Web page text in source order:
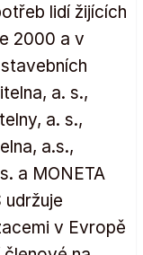
lidí žijících
2000 a v
a. s.,
a. s.,
a.s.,
a MONETA
udržuje
v Evropě